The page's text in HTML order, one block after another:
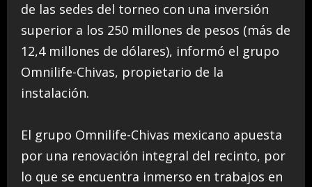
de las sedes del torneo con una inversión
superior a los 250 millones de pesos (más de
12,4 millones de dólares), informó el grupo
Omnilife-Chivas, propietario de la
instalación.
El grupo Omnilife-Chivas mexicano apuesta
por una renovación integral del recinto, por
lo que se encuentra inmerso en trabajos en